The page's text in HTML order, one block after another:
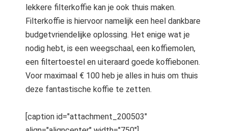
lekkere filterkoffie kan je ook thuis maken.
Filterkoffie is hiervoor namelijk een heel dankbare
budgetvriendelijke oplossing. Het enige wat je
nodig hebt, is een weegschaal, een koffiemolen,
een filtertoestel en uiteraard goede koffiebonen.
Voor maximaal € 100 heb je alles in huis om thuis
deze fantastische koffie te zetten.
[caption id="attachment_200503"